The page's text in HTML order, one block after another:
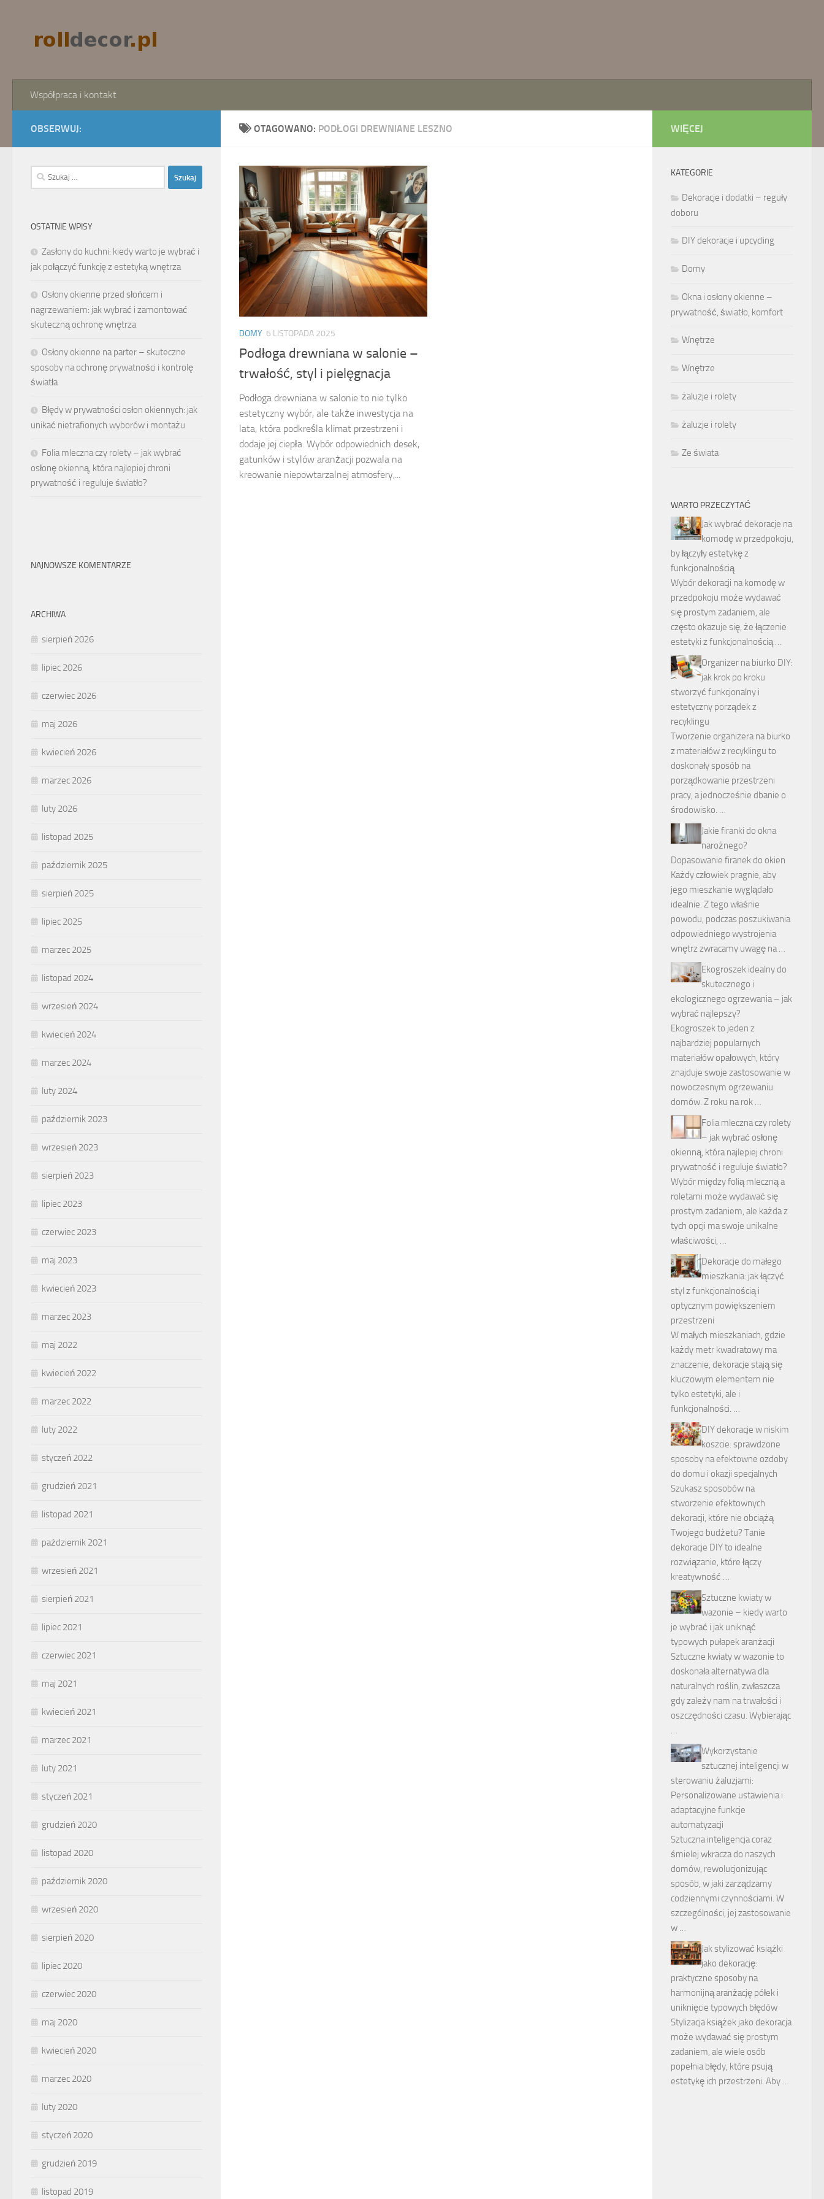
Współpraca i kontakt
OTAGOWANO: PODŁOGI DREWNIANE LESZNO
DOMY 6 LISTOPADA 2025
Podłoga drewniana w salonie –
trwałość, styl i pielęgnacja
Podłoga drewniana w salonie to nie tylko
estetyczny wybór, ale także inwestycja na
lata, która podkreśla klimat przestrzeni i
dodaje jej ciepła. Wybór odpowiednich desek,
gatunków i stylów aranżacji pozwala na
kreowanie niepowtarzalnej atmosfery,...
OBSERWUJ:
Szukaj:
OSTATNIE WPISY
Zasłony do kuchni: kiedy warto je wybrać i
jak połączyć funkcję z estetyką wnętrza
Osłony okienne przed słońcem i
nagrzewaniem: jak wybrać i zamontować
skuteczną ochronę wnętrza
Osłony okienne na parter – skuteczne
sposoby na ochronę prywatności i kontrolę
światła
Błędy w prywatności osłon okiennych: jak
unikać nietrafionych wyborów i montażu
Folia mleczna czy rolety – jak wybrać
osłonę okienną, która najlepiej chroni
prywatność i reguluje światło?
NAJNOWSZE KOMENTARZE
ARCHIWA
sierpień 2026
lipiec 2026
czerwiec 2026
maj 2026
kwiecień 2026
marzec 2026
luty 2026
listopad 2025
październik 2025
sierpień 2025
lipiec 2025
marzec 2025
listopad 2024
wrzesień 2024
kwiecień 2024
marzec 2024
luty 2024
październik 2023
wrzesień 2023
sierpień 2023
lipiec 2023
czerwiec 2023
maj 2023
kwiecień 2023
marzec 2023
maj 2022
kwiecień 2022
marzec 2022
luty 2022
styczeń 2022
grudzień 2021
listopad 2021
październik 2021
wrzesień 2021
sierpień 2021
lipiec 2021
czerwiec 2021
maj 2021
kwiecień 2021
marzec 2021
luty 2021
styczeń 2021
grudzień 2020
listopad 2020
październik 2020
wrzesień 2020
sierpień 2020
lipiec 2020
czerwiec 2020
maj 2020
kwiecień 2020
marzec 2020
luty 2020
styczeń 2020
grudzień 2019
listopad 2019
WIĘCEJ
KATEGORIE
Dekoracje i dodatki – reguły
doboru
DIY dekoracje i upcycling
Domy
Okna i osłony okienne –
prywatność, światło, komfort
Wnętrze
Wnętrze
żaluzje i rolety
żaluzje i rolety
Ze świata
WARTO PRZECZYTAĆ
Jak wybrać dekoracje na
komodę w przedpokoju,
by łączyły estetykę z
funkcjonalnością
Wybór dekoracji na komodę w
przedpokoju może wydawać
się prostym zadaniem, ale
często okazuje się, że łączenie
estetyki z funkcjonalnością …
Organizer na biurko DIY:
jak krok po kroku
stworzyć funkcjonalny i
estetyczny porządek z
recyklingu
Tworzenie organizera na biurko
z materiałów z recyklingu to
doskonały sposób na
porządkowanie przestrzeni
pracy, a jednocześnie dbanie o
środowisko. …
Jakie firanki do okna
narożnego?
Dopasowanie firanek do okien
Każdy człowiek pragnie, aby
jego mieszkanie wyglądało
idealnie. Z tego właśnie
powodu, podczas poszukiwania
odpowiedniego wystrojenia
wnętrz zwracamy uwagę na …
Ekogroszek idealny do
skutecznego i
ekologicznego ogrzewania – jak
wybrać najlepszy?
Ekogroszek to jeden z
najbardziej popularnych
materiałów opałowych, który
znajduje swoje zastosowanie w
nowoczesnym ogrzewaniu
domów. Z roku na rok …
Folia mleczna czy rolety
– jak wybrać osłonę
okienną, która najlepiej chroni
prywatność i reguluje światło?
Wybór między folią mleczną a
roletami może wydawać się
prostym zadaniem, ale każda z
tych opcji ma swoje unikalne
właściwości, …
Dekoracje do małego
mieszkania: jak łączyć
styl z funkcjonalnością i
optycznym powiększeniem
przestrzeni
W małych mieszkaniach, gdzie
każdy metr kwadratowy ma
znaczenie, dekoracje stają się
kluczowym elementem nie
tylko estetyki, ale i
funkcjonalności. …
DIY dekoracje w niskim
koszcie: sprawdzone
sposoby na efektowne ozdoby
do domu i okazji specjalnych
Szukasz sposobów na
stworzenie efektownych
dekoracji, które nie obciążą
Twojego budżetu? Tanie
dekoracje DIY to idealne
rozwiązanie, które łączy
kreatywność …
Sztuczne kwiaty w
wazonie – kiedy warto
je wybrać i jak uniknąć
typowych pułapek aranżacji
Sztuczne kwiaty w wazonie to
doskonała alternatywa dla
naturalnych roślin, zwłaszcza
gdy zależy nam na trwałości i
oszczędności czasu. Wybierając
…
Wykorzystanie
sztucznej inteligencji w
sterowaniu żaluzjami:
Personalizowane ustawienia i
adaptacyjne funkcje
automatyzacji
Sztuczna inteligencja coraz
śmielej wkracza do naszych
domów, rewolucjonizując
sposób, w jaki zarządzamy
codziennymi czynnościami. W
szczególności, jej zastosowanie
w …
Jak stylizować książki
jako dekorację:
praktyczne sposoby na
harmonijną aranżację półek i
uniknięcie typowych błędów
Stylizacja książek jako dekoracja
może wydawać się prostym
zadaniem, ale wiele osób
popełnia błędy, które psują
estetykę ich przestrzeni. Aby …